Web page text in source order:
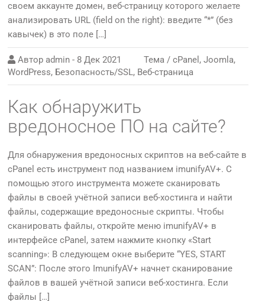
своем аккаунте домен, веб-страницу которого желаете
анализировать URL (field on the right): введите “*” (без
кавычек) в это поле […]
Автор admin - 8 Дек 2021 Тема /cPanel ,Joomla,
WordPress, Безопасность/SSL, Веб-страница
Как обнаружить
вредоносное ПО на сайте?
Для обнаружения вредоносных скриптов на веб-сайте в
cPanel есть инструмент под названием imunifyAV+. С
помощью этого инструмента можете сканировать
файлы в своей учётной записи веб-хостинга и найти
файлы, содержащие вредоносные скрипты. Чтобы
сканировать файлы, откройте меню imunifyAV+ в
интерфейсе cPanel, затем нажмите кнопку «Start
scanning»: В следующем окне выберите “YES, START
SCAN”: После этого ImunifyAV+ начнет сканирование
файлов в вашей учётной записи веб-хостинга. Если
файлы […]